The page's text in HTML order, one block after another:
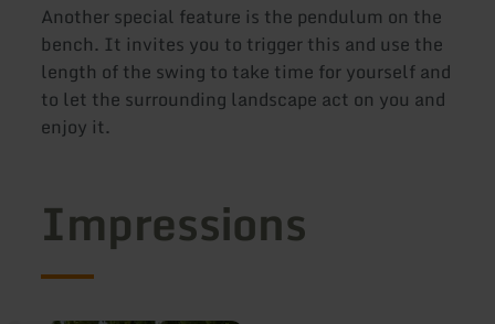
Another special feature is the pendulum on the
bench. It invites you to trigger this and use the
length of the swing to take time for yourself and
to let the surrounding landscape act on you and
enjoy it.
Impressions